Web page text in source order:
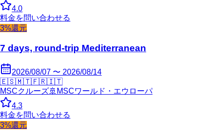
4.0
料金を問い合わせる
3%還元
7 days, round-trip Mediterranean
2026/08/07 〜 2026/08/14
🇪🇸🇲🇹🇫🇷🇮🇹
MSCクルーズ🚢 MSCワールド・エウローパ
4.3
料金を問い合わせる
3%還元